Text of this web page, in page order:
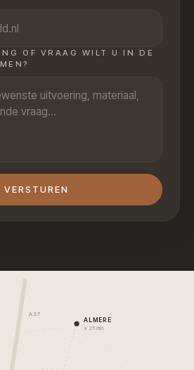
OF VRAAG WILT U IN DE
VERSTUREN
A27
ALMERE
± 25 min